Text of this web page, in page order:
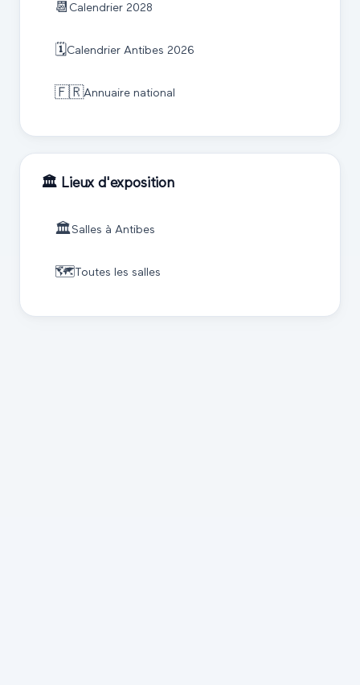
📆 Calendrier 2028
🗓️Calendrier Antibes 2026
🇫🇷Annuaire national
🏛️ Lieux d'exposition
🏛️Salles à Antibes
🗺️ Toutes les salles